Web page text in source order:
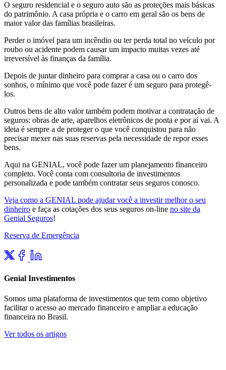
O seguro residencial e o seguro auto são as proteções mais básicas
do patrimônio. A casa própria e o carro em geral são os bens de
maior valor das famílias brasileiras.
Perder o imóvel para um incêndio ou ter perda total no veículo por
roubo ou acidente podem causar um impacto muitas vezes até
irreversível às finanças da família.
Depois de juntar dinheiro para comprar a casa ou o carro dos
sonhos, o mínimo que você pode fazer é um seguro para protegê-
los.
Outros bens de alto valor também podem motivar a contratação de
seguros: obras de arte, aparelhos eletrônicos de ponta e por aí vai. A
ideia é sempre a de proteger o que você conquistou para não
precisar mexer nas suas reservas pela necessidade de repor esses
bens.
Aqui na GENIAL, você pode fazer um planejamento financeiro
completo. Você conta com consultoria de investimentos
personalizada e pode também contratar seus seguros conosco.
Veja como a GENIAL pode ajudar você a investir melhor o seu
dinheiro e faça as cotações dos seus seguros on-line no site da
Genial Seguros!
Reserva de Emergência
Genial Investimentos
Somos uma plataforma de investimentos que tem como objetivo
facilitar o acesso ao mercado financeiro e ampliar a educação
financeira no Brasil.
Ver todos os artigos